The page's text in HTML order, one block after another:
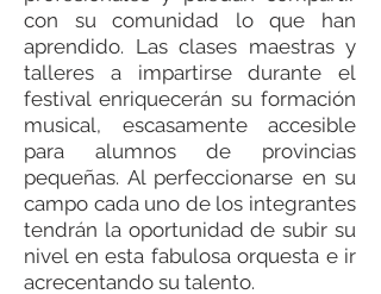
con su comunidad lo que han
aprendido. Las clases maestras y
talleres a impartirse durante el
festival enriquecerán su formación
musical, escasamente accesible
para alumnos de provincias
pequeñas. Al perfeccionarse en su
campo cada uno de los integrantes
tendrán la oportunidad de subir su
nivel en esta fabulosa orquesta e ir
acrecentando su talento.